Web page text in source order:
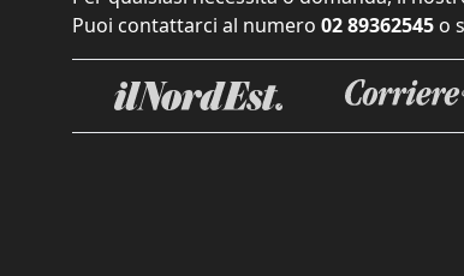
Puoi contattarci al numero 02 89362545 o